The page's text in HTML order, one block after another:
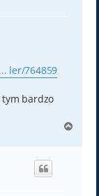
ler/764859
tym bardzo
g